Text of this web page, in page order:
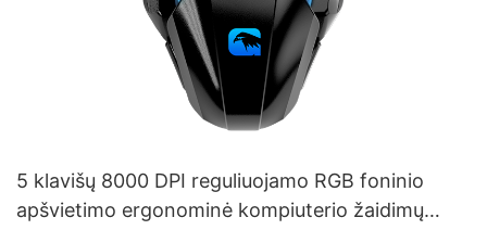
5 klavišų 8000 DPI reguliuojamo RGB foninio
apšvietimo ergonominė kompiuterio žaidimų